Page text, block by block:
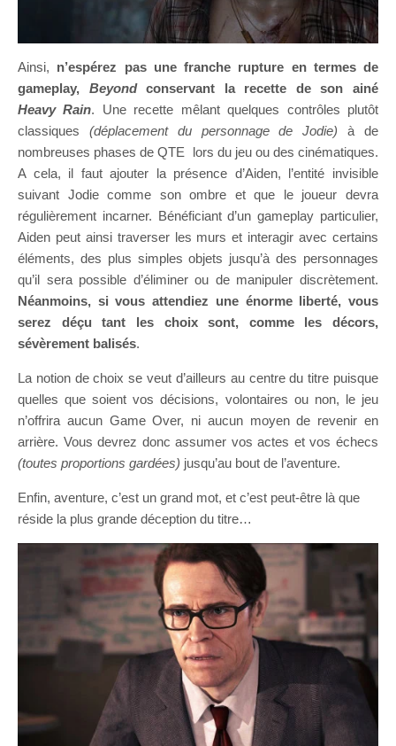
Ainsi, n’espérez pas une franche rupture en termes de
gameplay, Beyondconservant la recette de son ainé
Heavy Rain. Une recette mêlant quelques contrôles plutôt
classiques (déplacement du personnage de Jodie) à de
nombreuses phases de QTE lors du jeu ou des cinématiques.
A cela, il faut ajouter la présence d’Aiden, l’entité invisible
suivant Jodie comme son ombre et que le joueur devra
régulièrement incarner. Bénéficiant d’un gameplay particulier,
Aiden peut ainsi traverser les murs et interagir avec certains
éléments, des plus simples objets jusqu’à des personnages
qu’il sera possible d’éliminer ou de manipuler discrètement.
Néanmoins, si vous attendiez une énorme liberté, vous
serez déçu tant les choix sont, comme les décors,
sévèrement balisés.
La notion de choix se veut d’ailleurs au centre du titre puisque
quelles que soient vos décisions, volontaires ou non, le jeu
n’offrira aucun Game Over, ni aucun moyen de revenir en
arrière. Vous devrez donc assumer vos actes et vos échecs
(toutes proportions gardées) jusqu’au bout de l’aventure.
Enfin, aventure, c’est un grand mot, et c’est peut-être là que
réside la plus grande déception du titre…